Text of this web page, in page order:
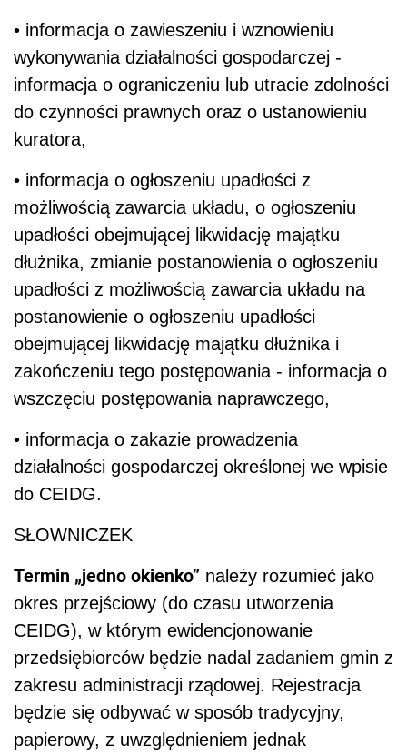
• informacja o zawieszeniu i wznowieniu
wykonywania działalności gospodarczej -
informacja o ograniczeniu lub utracie zdolności
do czynności prawnych oraz o ustanowieniu
kuratora,
• informacja o ogłoszeniu upadłości z
możliwością zawarcia układu, o ogłoszeniu
upadłości obejmującej likwidację majątku
dłużnika, zmianie postanowienia o ogłoszeniu
upadłości z możliwością zawarcia układu na
postanowienie o ogłoszeniu upadłości
obejmującej likwidację majątku dłużnika i
zakończeniu tego postępowania - informacja o
wszczęciu postępowania naprawczego,
• informacja o zakazie prowadzenia
działalności gospodarczej określonej we wpisie
do CEIDG.
SŁOWNICZEK
Termin „jedno okienko” należy rozumieć jako
okres przejściowy (do czasu utworzenia
CEIDG), w którym ewidencjonowanie
przedsiębiorców będzie nadal zadaniem gmin z
zakresu administracji rządowej. Rejestracja
będzie się odbywać w sposób tradycyjny,
papierowy, z uwzględnieniem jednak